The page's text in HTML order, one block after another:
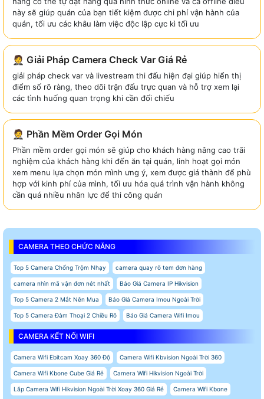
này sẽ giúp quán của bạn tiết kiệm được chi phí vận hành của
quán, tối ưu các khâu làm việc độc lập cực kì tối ưu
🤵 Giải Pháp Camera Check Var Giá Rẻ
giải pháp check var và livestream thi đấu hiện đại giúp hiển thị
điểm số rõ ràng, theo dõi trận đấu trực quan và hỗ trợ xem lại
các tình huống quan trọng khi cần đối chiếu
🤵 Phần Mềm Order Gọi Món
Phần mềm order gọi món sẽ giúp cho khách hàng nâng cao trãi
nghiệm của khách hàng khi đến ăn tại quán, linh hoạt gọi món
xem menu lựa chọn món mình ưng ý, xem được giá thành để phù
hợp với kinh phí của mình, tối ưu hóa quá trình vận hành không
cần quá nhiều nhân lực để thi công quán
CAMERA THEO CHỨC NĂNG
Top 5 Camera Chống Trộm Nhạy camera quay rõ tem đơn hàng
camera nhìn mã vận đơn nét nhất Báo Giá Camera IP Hikvision
Top 5 Camera 2 Mắt Nên Mua Báo Giá Camera Imou Ngoài Trời
Top 5 Camera Đàm Thoại 2 Chiều Rõ Báo Giá Camera Wifi Imou
CAMERA KẾT NỐI WIFI
Camera Wifi Ebitcam Xoay 360 Độ Camera Wifi Kbvision Ngoài Trời 360
Camera Wifi Kbone Cube Giá Rẻ Camera Wifi Hikvision Ngoài Trời
Lắp Camera Wifi Hikvision Ngoài Trời Xoay 360 Giá Rẻ Camera Wifi Kbone